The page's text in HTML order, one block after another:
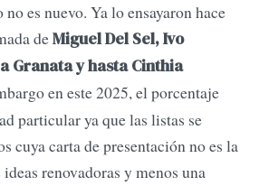
es nuevo. Ya lo ensayaron hace
deMiguel Del Sel, Ivo
Granata y hasta Cinthia
en este 2025, el porcentaje
particular ya que las listas se
cuya carta de presentación no es la
renovadoras y menos una